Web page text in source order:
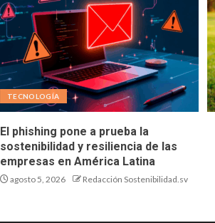
TECNOLOGÍA
El phishing pone a prueba la
sostenibilidad y resiliencia de las
empresas en América Latina
agosto 5, 2026 Redacción Sostenibilidad.sv